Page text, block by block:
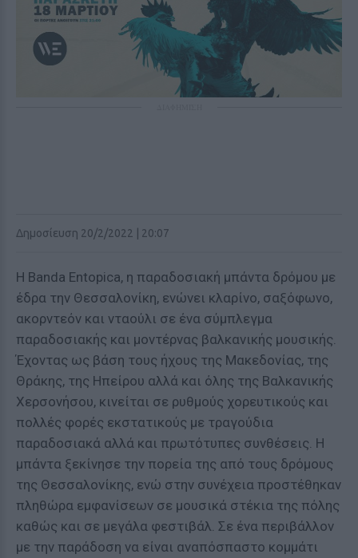
Δημοσίευση 20/2/2022 | 20:07
Η Banda Entopica, η παραδοσιακή μπάντα δρόμου με
έδρα την Θεσσαλονίκη, ενώνει κλαρίνο, σαξόφωνο,
ακορντεόν και νταούλι σε ένα σύμπλεγμα
παραδοσιακής και μοντέρνας βαλκανικής μουσικής.
Έχοντας ως βάση τους ήχους της Μακεδονίας, της
Θράκης, της Ηπείρου αλλά και όλης της Βαλκανικής
Χερσονήσου, κινείται σε ρυθμούς χορευτικούς και
πολλές φορές εκστατικούς με τραγούδια
παραδοσιακά αλλά και πρωτότυπες συνθέσεις. Η
μπάντα ξεκίνησε την πορεία της από τους δρόμους
της Θεσσαλονίκης, ενώ στην συνέχεια προστέθηκαν
πληθώρα εμφανίσεων σε μουσικά στέκια της πόλης
καθώς και σε μεγάλα φεστιβάλ. Σε ένα περιβάλλον
με την παράδοση να είναι αναπόσπαστο κομμάτι